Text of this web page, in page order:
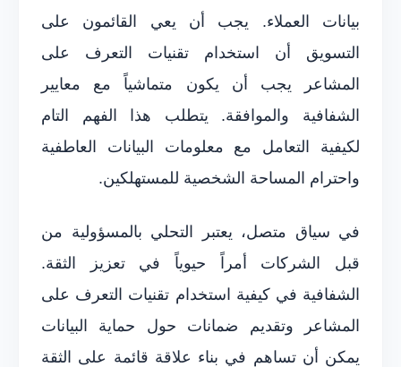
بيانات العملاء. يجب أن يعي القائمون على
التسويق أن استخدام تقنيات التعرف على
المشاعر يجب أن يكون متماشياً مع معايير
الشفافية والموافقة. يتطلب هذا الفهم التام
لكيفية التعامل مع معلومات البيانات العاطفية
واحترام المساحة الشخصية للمستهلكين.
في سياق متصل، يعتبر التحلي بالمسؤولية من
قبل الشركات أمراً حيوياً في تعزيز الثقة.
الشفافية في كيفية استخدام تقنيات التعرف على
المشاعر وتقديم ضمانات حول حماية البيانات
يمكن أن تساهم في بناء علاقة قائمة على الثقة